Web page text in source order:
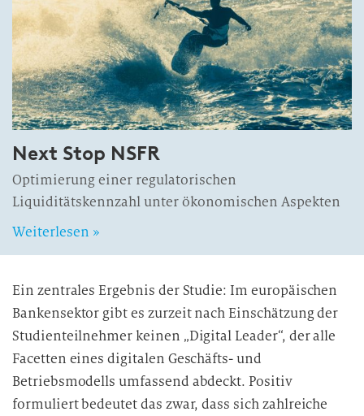
Next Stop NSFR
Optimierung einer regulatorischen
Liquiditätskennzahl unter ökonomischen Aspekten
Weiterlesen »
Ein zentrales Ergebnis der Studie: Im europäischen
Bankensektor gibt es zurzeit nach Einschätzung der
Studienteilnehmer keinen „Digital Leader“, der alle
Facetten eines digitalen Geschäfts- und
Betriebsmodells umfassend abdeckt. Positiv
formuliert bedeutet das zwar, dass sich zahlreiche